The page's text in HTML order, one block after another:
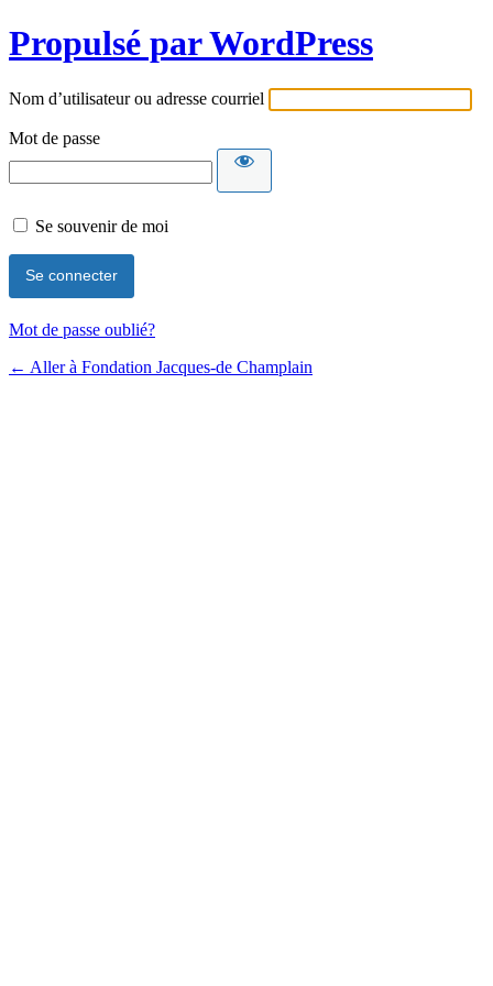
Propulsé par WordPress
Nom d’utilisateur ou adresse courriel
Mot de passe
Se souvenir de moi
Mot de passe oublié?
← Aller à Fondation Jacques-de Champlain